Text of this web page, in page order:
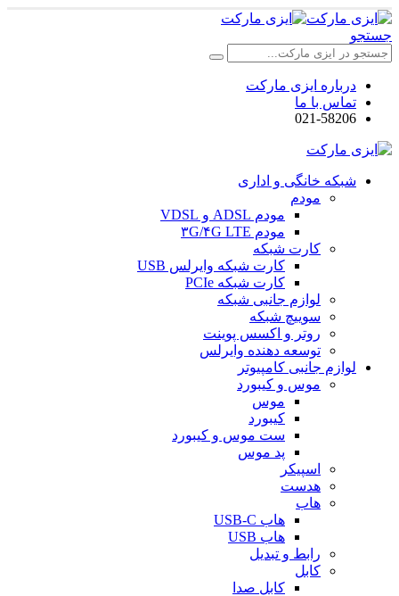
جستجو
درباره ایزی مارکت
تماس با ما
021-58206
شبکه خانگی و اداری
مودم
مودم ADSL و VDSL
مودم ۳G/۴G LTE
کارت شبکه
کارت شبکه وایرلس USB
کارت شبکه PCIe
لوازم جانبی شبکه
سوییچ شبکه
روتر و اکسس پوینت
توسعه دهنده وایرلس
لوازم جانبی کامپیوتر
موس و کیبورد
موس
کیبورد
ست موس و کیبورد
پد موس
اسپیکر
هدست
هاب
هاب USB-C
هاب USB
رابط و تبدیل
کابل
کابل صدا